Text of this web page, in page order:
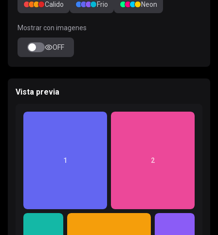
Calido Frio Neon
Mostrar con imagenes
OFF
Vista previa
1 2